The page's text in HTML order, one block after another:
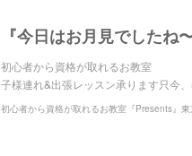
『今日はお月見でしたね
初心者から資格が取れるお教室
子様連れ&出張レッスン承ります只今
初心者から資格が取れるお教室『Presents』